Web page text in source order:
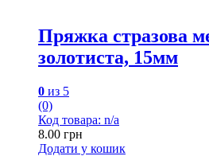
Пряжка стразова
золотиста, 15мм
0 из 5
(0)
Код товара: n/a
8.00 грн
Додати у кошик